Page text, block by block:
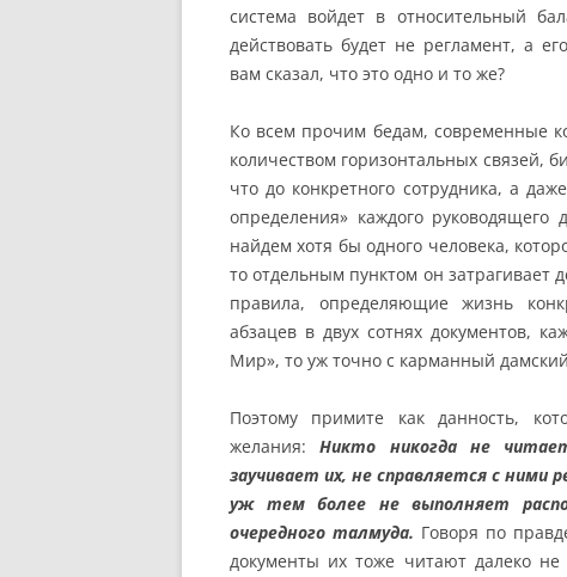
система войдет в относительный
действовать будет не регламент, а
вам сказал, что это одно и то же?
Ко всем прочим бедам, современные
количеством горизонтальных связей,
что до конкретного сотрудника, а
определения» каждого
найдем хотя бы одного человека,
то отдельным пунктом он затрагивает
правила, определяющие жизнь
абзацев в двух сотнях документов,
Мир», то уж точно с карманный
Поэтому примите как данность,
желания:Никто никогда не
заучивает их, не справляется с ними
уж тем более не выполняет
очередного талмуда. Говоря по
документы их тоже читают далеко